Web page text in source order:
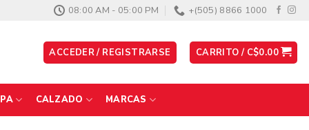
08:00 AM - 05:00 PM +(505) 8866 1000
ACCEDER / REGISTRARSE CARRITO / C$0.00
CALZADO MARCAS